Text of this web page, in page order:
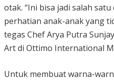
otak. “Ini bisa jadi salah
perhatian anak-anak yang
tegas Chef Arya Putra
Art di Ottimo International
Untuk membuat warna-